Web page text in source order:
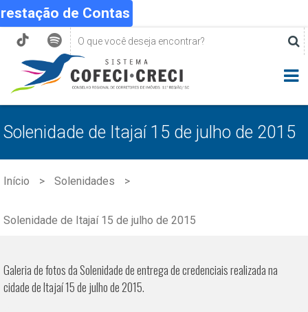
de Contas
Solenidade de Itajaí 15 de julho de 2015
Início Solenidades
Solenidade de Itajaí 15 de julho de 2015
Galeria de fotos da Solenidade de entrega de credenciais realizada na
cidade de Itajaí 15 de julho de 2015.